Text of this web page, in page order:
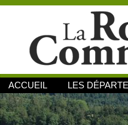
ACCUEIL LES